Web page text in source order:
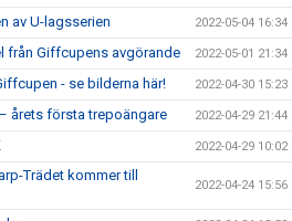
av U-lagsserien 2022-05-04 16:34
från Giffcupens avgörande 2022-05-01 21:34
- se bilderna här! 2022-04-30 15:23
årets första trepoängare 2022-04-29 21:44
2022-04-29 10:02
Trädet kommer till
2022-04-24 15:56